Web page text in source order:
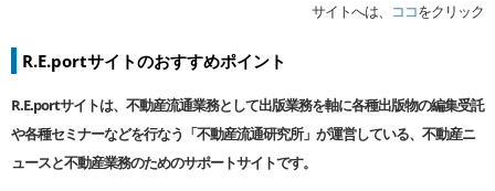
サイトへは、 ココをクリック
R.E.portサイトのおすすめポイント
R.E.portサイトは、不動産流通業務として出版業務を軸に各種出版物の編集受託
や各種セミナーなどを行なう「不動産流通研究所」が運営している、不動産ニ
ュースと不動産業務のためのサポートサイトです。